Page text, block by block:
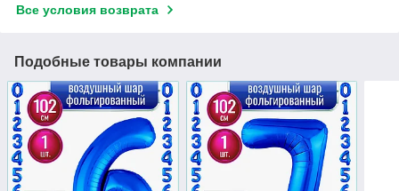
Все условия возврата
Подобные товары компании